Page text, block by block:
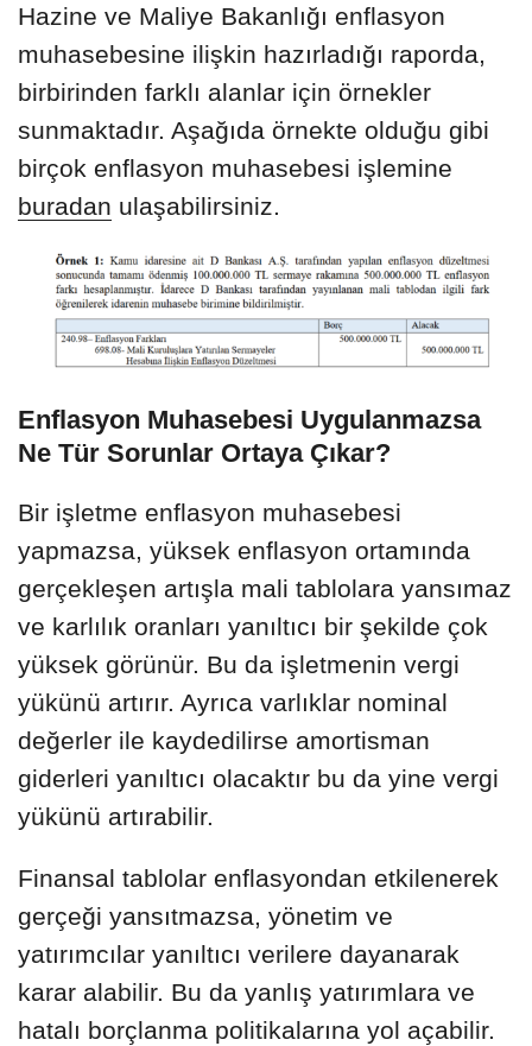
Hazine ve Maliye Bakanlığı enflasyon
muhasebesine ilişkin hazırladığı raporda,
birbirinden farklı alanlar için örnekler
sunmaktadır. Aşağıda örnekte olduğu gibi
birçok enflasyon muhasebesi işlemine
buradan ulaşabilirsiniz.
Enflasyon Muhasebesi Uygulanmazsa
Ne Tür Sorunlar Ortaya Çıkar?
Bir işletme enflasyon muhasebesi
yapmazsa, yüksek enflasyon ortamında
gerçekleşen artışla mali tablolara yansımaz
ve karlılık oranları yanıltıcı bir şekilde çok
yüksek görünür. Bu da işletmenin vergi
yükünü artırır. Ayrıca varlıklar nominal
değerler ile kaydedilirse amortisman
giderleri yanıltıcı olacaktır bu da yine vergi
yükünü artırabilir.
Finansal tablolar enflasyondan etkilenerek
gerçeği yansıtmazsa, yönetim ve
yatırımcılar yanıltıcı verilere dayanarak
karar alabilir. Bu da yanlış yatırımlara ve
hatalı borçlanma politikalarına yol açabilir.